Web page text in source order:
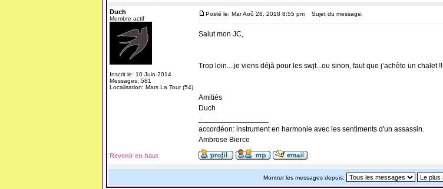
Duch
Membre actif
Inscrit le: 10 Juin 2014
Messages: 581
Localisation: Mars La Tour (54)
Posté le: Mar Aoû 28, 2018 8:55 pm Sujet du message:
Salut mon JC,
Trop loin....je viens déjà pour les swjt...ou sinon, faut que j’achète un chalet !!
Amitiés
Duch
accordéon: instrument en harmonie avec les sentiments d'un assassin.
Ambrose Bierce
Revenir en haut
Montrer les messages depuis: